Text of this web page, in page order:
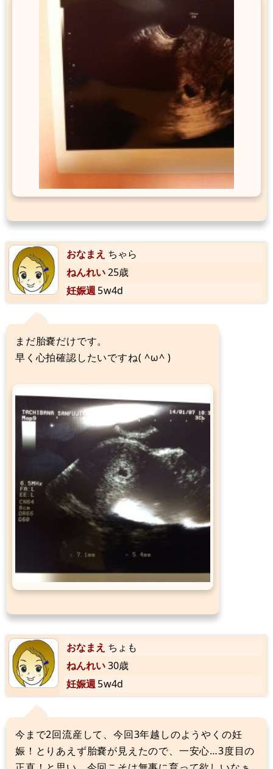
おなまえ ちゃら
ねんれい25歳
妊娠週5w4d
まだ胎嚢だけです。
早く心拍確認したいですね( ^ω^ )
おなまえ ちょも
ねんれい30歳
妊娠週5w4d
今まで2回流産して、今回3年越しのようやくの妊
娠！とりあえず胎嚢が見えたので、一安心…3度目の